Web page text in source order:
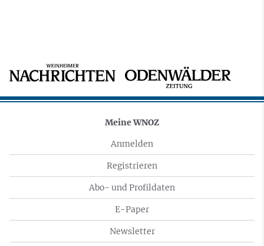
Meine WNOZ
Anmelden
Registrieren
Abo- und Profildaten
E-Paper
Newsletter